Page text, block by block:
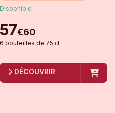
Disponible
57€60
6 bouteilles de 75 cl
DÉCOUVRIR